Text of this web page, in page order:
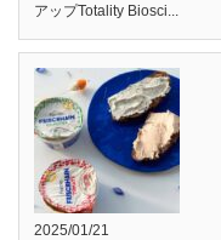
アップTotality Biosci...
2025/01/21